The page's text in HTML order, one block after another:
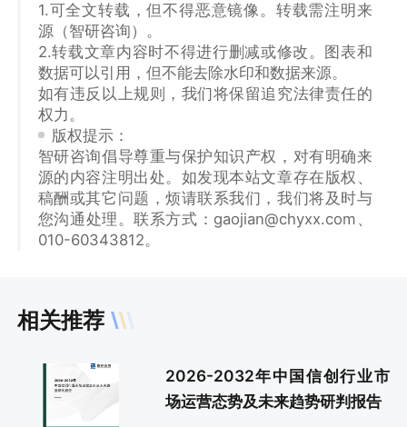
1.可全文转载，但不得恶意镜像。转载需注明来
源（智研咨询）。
2.转载文章内容时不得进行删减或修改。图表和
数据可以引用，但不能去除水印和数据来源。
如有违反以上规则，我们将保留追究法律责任的
权力。
版权提示：
智研咨询倡导尊重与保护知识产权，对有明确来
源的内容注明出处。如发现本站文章存在版权、
稿酬或其它问题，烦请联系我们，我们将及时与
您沟通处理。联系方式：gaojian@chyxx.com、
010-60343812。
相关推荐
2026-2032年中国信创行业市
场运营态势及未来趋势研判报告